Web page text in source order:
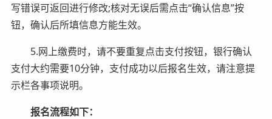
写错误可返回进行修改;核对无误后需点击“确认信息”按
钮，确认后所填信息方能生效。
5.网上缴费时，请不要重复点击支付按钮，银行确认
支付大约需要10分钟，支付成功以后报名生效，请注意提
示栏各事项说明。
报名流程如下：